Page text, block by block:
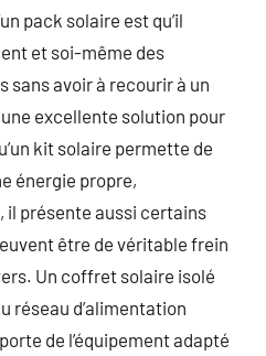
pack solaire est qu’il
et soi-même des
sans avoir à recourir à un
excellente solution pour
kit solaire permette de
énergie propre,
il présente aussi certains
être de véritable frein
Un coffret solaire isolé
réseau d’alimentation
de l’équipement adapté